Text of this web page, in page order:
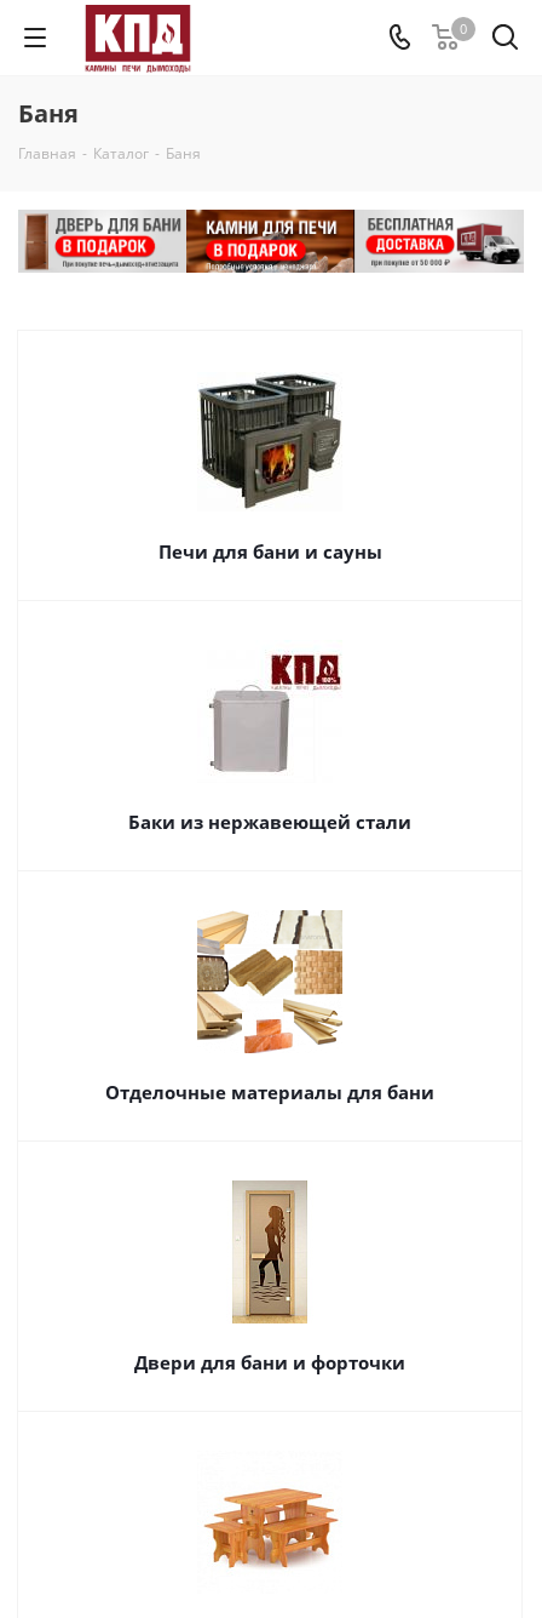
0
Баня
Главная - Каталог - Баня
Печи для бани и сауны
Баки из нержавеющей стали
Отделочные материалы для бани
Двери для бани и форточки